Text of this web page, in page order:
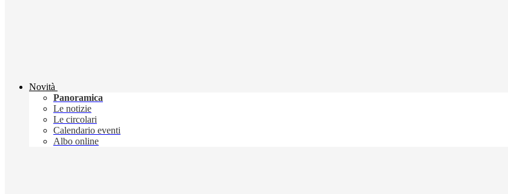
Novità
Panoramica
Le notizie
Le circolari
Calendario eventi
Albo online